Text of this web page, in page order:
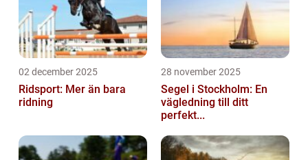
02 december 2025
Ridsport: Mer än bara
ridning
28 november 2025
Segel i Stockholm: En
vägledning till ditt
perfekt...